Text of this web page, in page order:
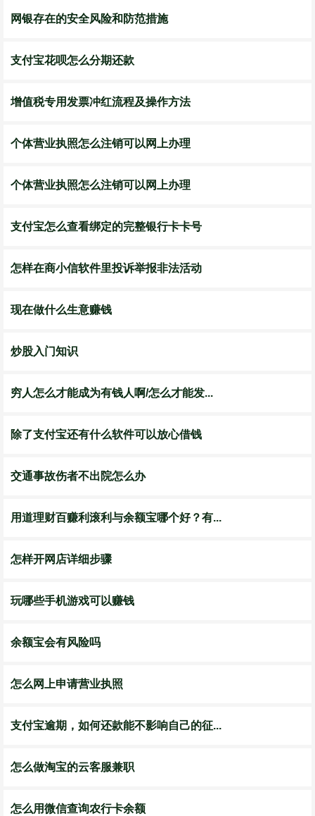
网银存在的安全风险和防范措施
支付宝花呗怎么分期还款
增值税专用发票冲红流程及操作方法
个体营业执照怎么注销可以网上办理
个体营业执照怎么注销可以网上办理
支付宝怎么查看绑定的完整银行卡卡号
怎样在商小信软件里投诉举报非法活动
现在做什么生意赚钱
炒股入门知识
穷人怎么才能成为有钱人啊/怎么才能发...
除了支付宝还有什么软件可以放心借钱
交通事故伤者不出院怎么办
用道理财百赚利滚利与余额宝哪个好？有...
怎样开网店详细步骤
玩哪些手机游戏可以赚钱
余额宝会有风险吗
怎么网上申请营业执照
支付宝逾期，如何还款能不影响自己的征...
怎么做淘宝的云客服兼职
怎么用微信查询农行卡余额